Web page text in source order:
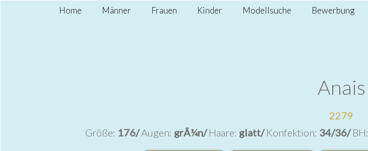
Home Männer Frauen Kinder Modellsuche Bewerbung
Anais
2279
Größe: 176/Augen: grÃ¼n/Haare: glatt/Konfektion: 34/36/BH: